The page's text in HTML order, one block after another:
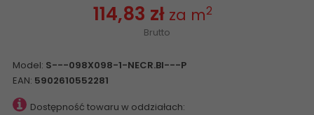
114,83 zł za m2
Brutto
Model: S---098X098-1-NECR.BI---P
EAN: 5902610552281
Dostępność towaru w oddziałach: